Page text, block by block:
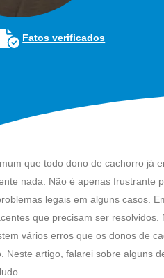
Fatos verificados
que todo dono de cachorro já
nada. Não é apenas frustrante
legais em alguns casos.
que precisam ser
vários erros que os donos de
Neste artigo, falarei sobre alguns